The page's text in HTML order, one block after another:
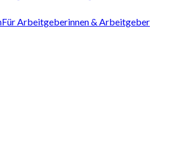
Für Arbeitgeberinnen & Arbeitgeber